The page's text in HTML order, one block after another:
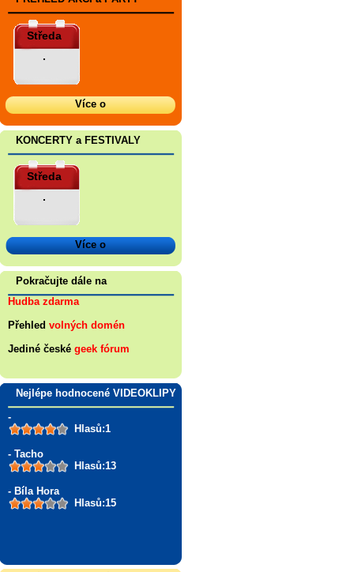
Středa
.
Více o
KONCERTY a FESTIVALY
Středa
.
Více o
Pokračujte dále na
Hudba zdarma
Přehled volných domén
Jediné české geek fórum
Nejlépe hodnocené VIDEOKLIPY
-
Hlasů:1
- Tacho
Hlasů:13
- Bíla Hora
Hlasů:15